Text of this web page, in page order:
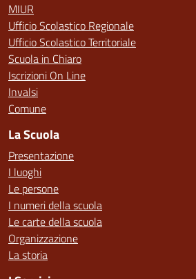
MIUR
Ufficio Scolastico Regionale
Ufficio Scolastico Territoriale
Scuola in Chiaro
Iscrizioni On Line
Invalsi
Comune
La Scuola
Presentazione
I luoghi
Le persone
I numeri della scuola
Le carte della scuola
Organizzazione
La storia